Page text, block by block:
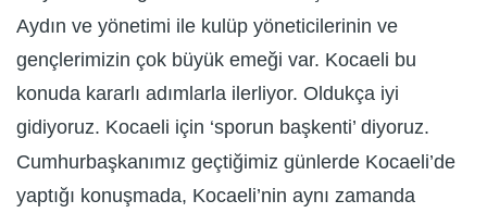
Aydın ve yönetimi ile kulüp yöneticilerinin ve
gençlerimizin çok büyük emeği var. Kocaeli bu
konuda kararlı adımlarla ilerliyor. Oldukça iyi
gidiyoruz. Kocaeli için ‘sporun başkenti’ diyoruz.
Cumhurbaşkanımız geçtiğimiz günlerde Kocaeli’de
yaptığı konuşmada, Kocaeli’nin aynı zamanda